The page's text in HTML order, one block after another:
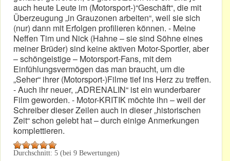
auch heute Leute im (Motorsport-)“Geschäft“, die mit
Überzeugung „in Grauzonen arbeiten“, weil sie sich
(nur) dann mit Erfolgen profilieren können. - Meine
Neffen Tim und Nick (Hahne – sie sind Söhne eines
meiner Brüder) sind keine aktiven Motor-Sportler, aber
– schöngeistige – Motorsport-Fans, mit dem
Einfühlungsvermögen das man braucht, um die
„Seher“ ihrer (Motorsport-)Filme tief ins Herz zu treffen.
- Auch ihr neuer, „ADRENALIN“ ist ein wunderbarer
Film geworden. - Motor-KRITIK möchte ihn – weil der
Schreiber dieser Zeilen auch in dieser „historischen
Zeit“ schon gelebt hat – durch einige Anmerkungen
komplettieren.
Durchschnitt: 5 (bei 9 Bewertungen)